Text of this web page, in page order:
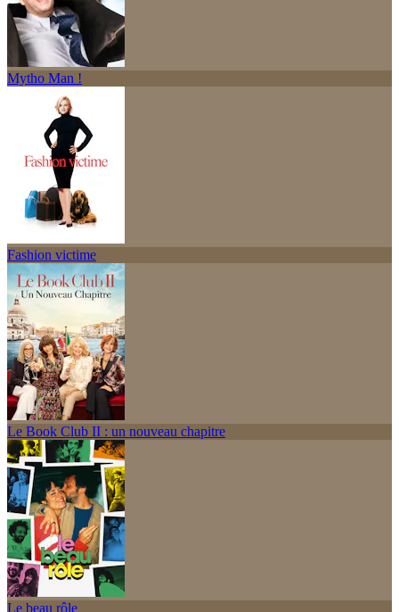
Mytho Man !
Fashion victime
Le Book Club II : un nouveau chapitre
Le beau rôle